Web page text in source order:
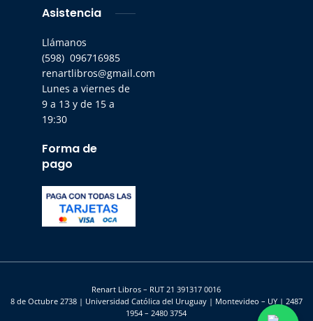
Asistencia
Llámanos
(598) 096716985
renartlibros@gmail.com
Lunes a viernes de
9 a 13 y de 15 a
19:30
Forma de
pago
Renart Libros – RUT 21 391317 0016
8 de Octubre 2738 | Universidad Católica del Uruguay | Montevideo – UY | 2487
1954 – 2480 3754